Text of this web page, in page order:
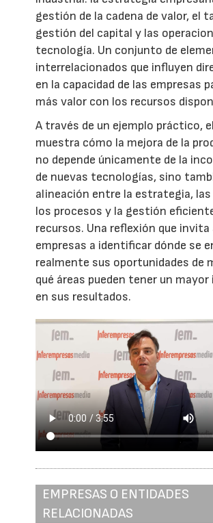
gestión de la cadena de valor, el
gestión del capital y las
tecnología. Un conjunto de
interrelacionados que influyen
en la capacidad de las empresas
más valor con los recursos
A través de un ejemplo práctico,
muestra cómo la mejora de la
no depende únicamente de la
de nuevas tecnologías, sino
alineación entre la estrategia, las
los procesos y la gestión
recursos. Una reflexión que invita
empresas a identificar dónde se
realmente sus oportunidades de
qué áreas pueden tener un
en sus resultados.
EMPRESAS O ENTIDADES
RELACIONADAS